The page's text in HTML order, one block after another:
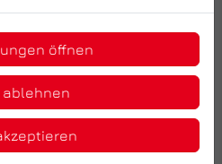
bequem online Termine
vereinbaren
öffnen
ablehnen